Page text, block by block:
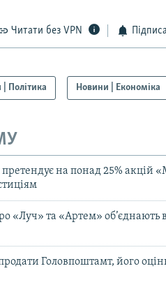
Читати без VPN
Політика Новини | Економіка
претендує на понад 25% акцій
«Луч» та «Артем» об’єднають
Головпоштамт, його